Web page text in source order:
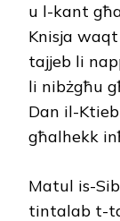
u l-kant
Knisja
tajjeb li
li nibżgħu
Dan il-
għalhekk
Matul is-
tintalab t-